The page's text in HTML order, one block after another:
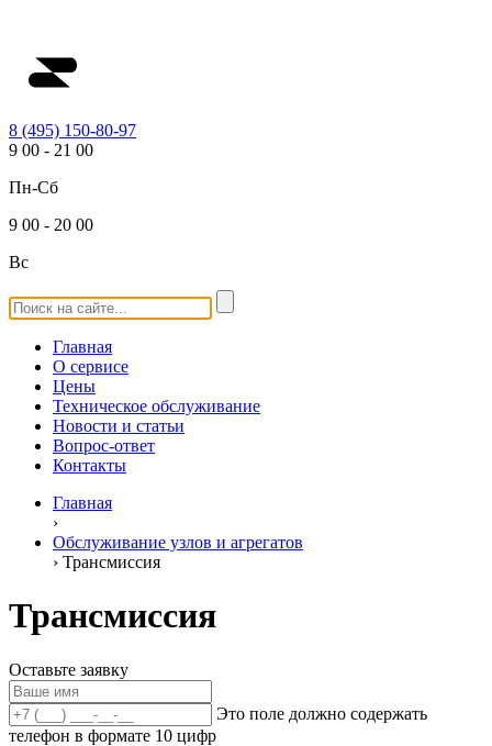
8 (495) 150-80-97
9 00 - 21 00
Пн-Сб
9 00 - 20 00
Вс
Главная
О сервисе
Цены
Техническое обслуживание
Новости и статьи
Вопрос-ответ
Контакты
Главная
›
Обслуживание узлов и агрегатов
› Трансмиссия
Трансмиссия
Оставьте заявку
Это поле должно содержать
телефон в формате 10 цифр